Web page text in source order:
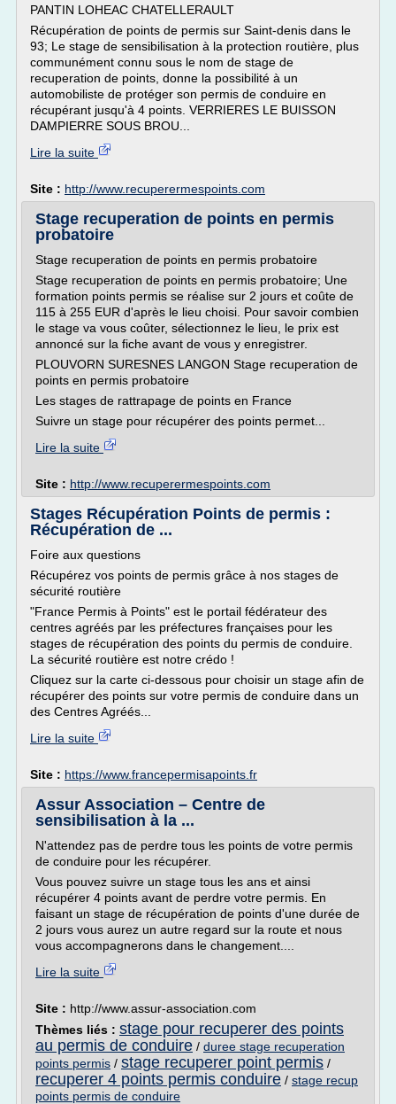
PANTIN LOHEAC CHATELLERAULT
Récupération de points de permis sur Saint-denis dans le
93; Le stage de sensibilisation à la protection routière, plus
communément connu sous le nom de stage de
recuperation de points, donne la possibilité à un
automobiliste de protéger son permis de conduire en
récupérant jusqu'à 4 points. VERRIERES LE BUISSON
DAMPIERRE SOUS BROU...
Lire la suite
Site : http://www.recuperermespoints.com
Stage recuperation de points en permis
probatoire
Stage recuperation de points en permis probatoire
Stage recuperation de points en permis probatoire; Une
formation points permis se réalise sur 2 jours et coûte de
115 à 255 EUR d'après le lieu choisi. Pour savoir combien
le stage va vous coûter, sélectionnez le lieu, le prix est
annoncé sur la fiche avant de vous y enregistrer.
PLOUVORN SURESNES LANGON Stage recuperation de
points en permis probatoire
Les stages de rattrapage de points en France
Suivre un stage pour récupérer des points permet...
Lire la suite
Site : http://www.recuperermespoints.com
Stages Récupération Points de permis :
Récupération de ...
Foire aux questions
Récupérez vos points de permis grâce à nos stages de
sécurité routière
"France Permis à Points" est le portail fédérateur des
centres agréés par les préfectures françaises pour les
stages de récupération des points du permis de conduire.
La sécurité routière est notre crédo !
Cliquez sur la carte ci-dessous pour choisir un stage afin de
récupérer des points sur votre permis de conduire dans un
des Centres Agréés...
Lire la suite
Site : https://www.francepermisapoints.fr
Assur Association – Centre de
sensibilisation à la ...
N'attendez pas de perdre tous les points de votre permis
de conduire pour les récupérer.
Vous pouvez suivre un stage tous les ans et ainsi
récupérer 4 points avant de perdre votre permis. En
faisant un stage de récupération de points d'une durée de
2 jours vous aurez un autre regard sur la route et nous
vous accompagnerons dans le changement....
Lire la suite
Site : http://www.assur-association.com
Thèmes liés : stage pour recuperer des points
au permis de conduire / duree stage recuperation
points permis / stage recuperer point permis /
recuperer 4 points permis conduire / stage recup
points permis de conduire